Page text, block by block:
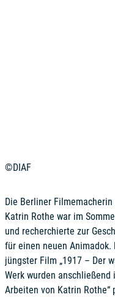
©DIAF
Die Berliner
Katrin Rothe war im
und recherchierte zur
für einen neuen Animadok.
jüngster Film „1917 – Der
Werk wurden anschließend
Arbeiten von Katrin